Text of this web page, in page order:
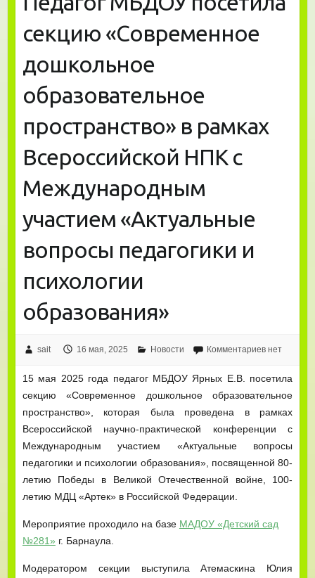
секцию «Современное
дошкольное
образовательное
пространство» в рамках
Всероссийской НПК с
Международным
участием «Актуальные
вопросы педагогики и
психологии
образования»
sait 16 мая, 2025 Новости Комментариев нет
15 мая 2025 года педагог МБДОУ Ярных Е.В. посетила
секцию «Современное дошкольное образовательное
пространство», которая была проведена в рамках
Всероссийской научно-практической конференции с
Международным участием «Актуальные вопросы
педагогики и психологии образования», посвященной 80-
летию Победы в Великой Отечественной войне, 100-
летию МДЦ «Артек» в Российской Федерации.
Мероприятие проходило на базе МАДОУ «Детский сад
№281» г. Барнаула.
Модератором секции выступила Атемаскина Юлия